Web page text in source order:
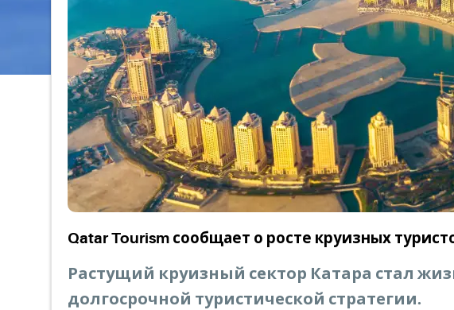
Qatar Tourism сообщает о росте круизных
Растущий круизный сектор Катара стал
долгосрочной туристической стратегии.